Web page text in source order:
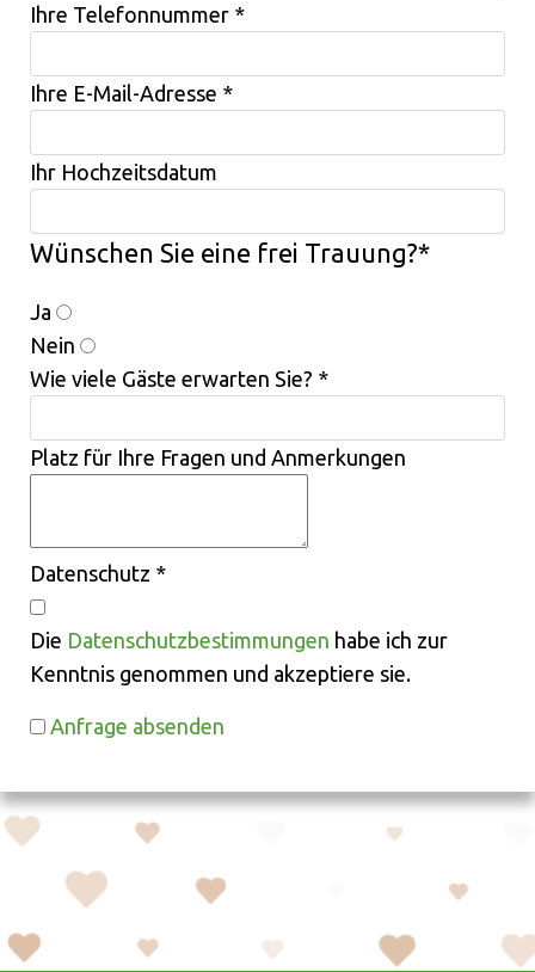
Ihre Telefonnummer *
Ihre E-Mail-Adresse *
Ihr Hochzeitsdatum
Wünschen Sie eine frei Trauung?*
Ja
Nein
Wie viele Gäste erwarten Sie? *
Platz für Ihre Fragen und Anmerkungen
Datenschutz *
Die Datenschutzbestimmungen habe ich zur
Kenntnis genommen und akzeptiere sie.
Anfrage absenden